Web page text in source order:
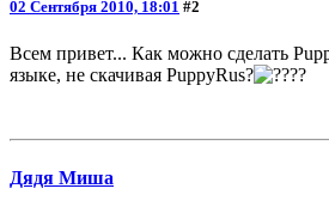
02 Сентября 2010, 18:01 #2
Всем привет... Как можно сделать
языке, не скачивая PuppyRus?
?
Дядя Миша